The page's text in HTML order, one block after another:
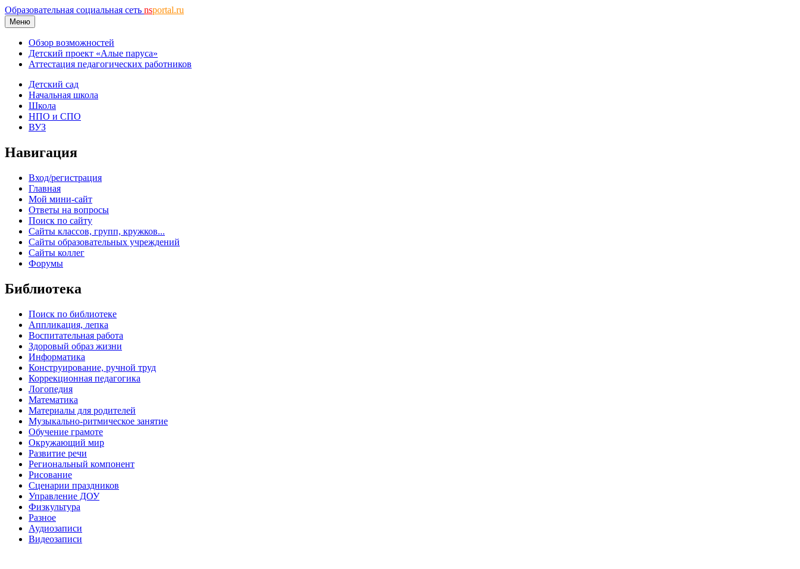
Образовательная социальная сеть nsportal.ru
Меню
Обзор возможностей
Детский проект «Алые паруса»
Аттестация педагогических работников
Детский сад
Начальная школа
Школа
НПО и СПО
ВУЗ
Навигация
Вход/регистрация
Главная
Мой мини-сайт
Ответы на вопросы
Поиск по сайту
Сайты классов, групп, кружков...
Сайты образовательных учреждений
Сайты коллег
Форумы
Библиотека
Поиск по библиотеке
Аппликация, лепка
Воспитательная работа
Здоровый образ жизни
Информатика
Конструирование, ручной труд
Коррекционная педагогика
Логопедия
Математика
Материалы для родителей
Музыкально-ритмическое занятие
Обучение грамоте
Окружающий мир
Развитие речи
Региональный компонент
Рисование
Сценарии праздников
Управление ДОУ
Физкультура
Разное
Аудиозаписи
Видеозаписи